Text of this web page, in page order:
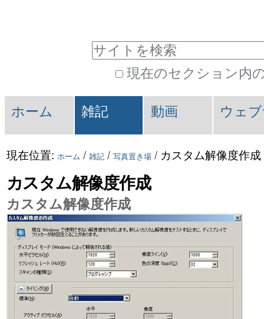
ツ
飛
ぶ
ナ
ビ
ゲ
ー
ル
ー
ル
現在のセクション内
細
セ
シ
ョ
ン
ホーム 雑記 動画 ウェ
現在位置: ホーム / 雑記 / 写真置き場 / カスタム解像度作成
カスタム解像度作成
カスタム解像度作成